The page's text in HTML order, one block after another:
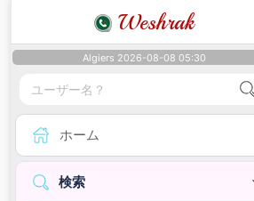
Weshrak
Algiers 2026-08-08 05:30
ホーム
検索